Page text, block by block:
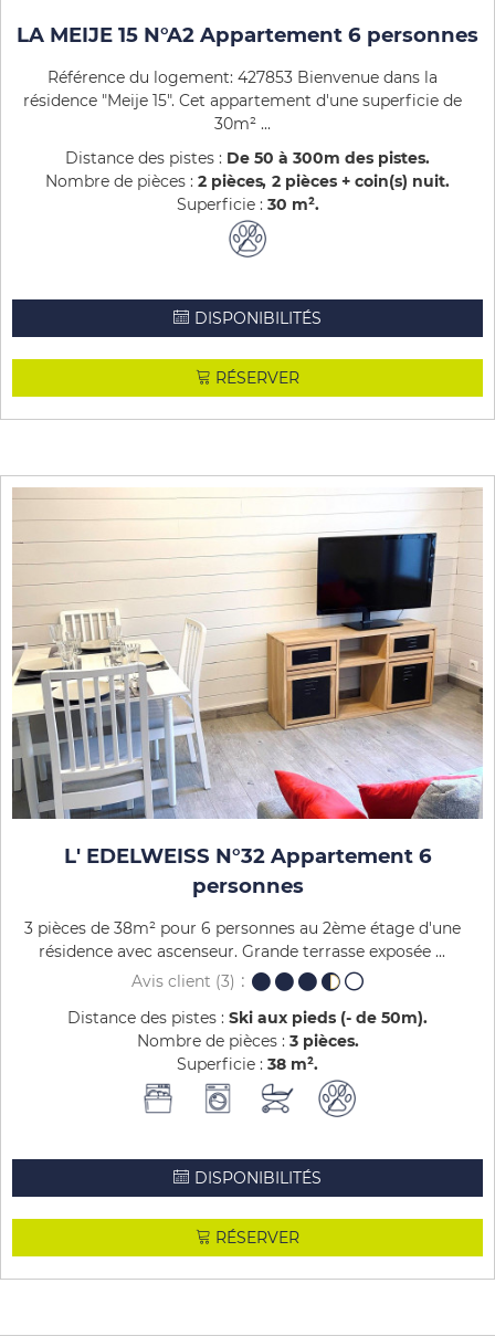
LA MEIJE 15 N°A2 Appartement 6 personnes
Référence du logement: 427853 Bienvenue dans la
résidence "Meije 15". Cet appartement d'une superficie de
30m² ...
Distance des pistes : De 50 à 300m des pistes
Nombre de pièces : 2 pièces 2 pièces + coin(s) nuit
Superficie : 30 m²
DISPONIBILITÉS
RÉSERVER
L' EDELWEISS N°32 Appartement 6
personnes
3 pièces de 38m² pour 6 personnes au 2ème étage d'une
résidence avec ascenseur. Grande terrasse exposée ...
Avis client (3)
Distance des pistes : Ski aux pieds (- de 50m)
Nombre de pièces : 3 pièces
Superficie : 38 m²
DISPONIBILITÉS
RÉSERVER